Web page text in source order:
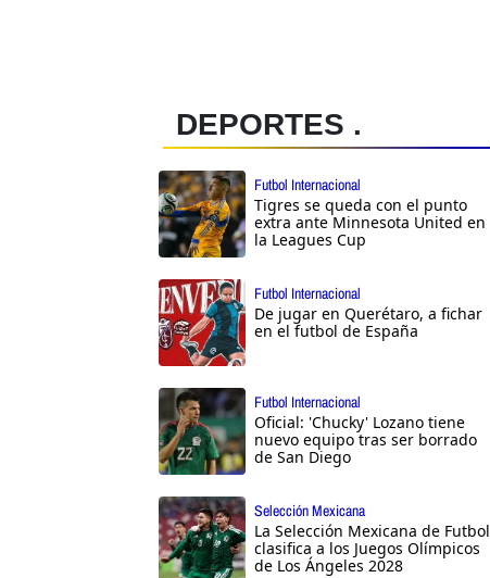
DEPORTES .
Futbol Internacional
Tigres se queda con el punto
extra ante Minnesota United en
la Leagues Cup
Futbol Internacional
De jugar en Querétaro, a fichar
en el futbol de España
Futbol Internacional
Oficial: 'Chucky' Lozano tiene
nuevo equipo tras ser borrado
de San Diego
Selección Mexicana
La Selección Mexicana de Futbol
clasifica a los Juegos Olímpicos
de Los Ángeles 2028